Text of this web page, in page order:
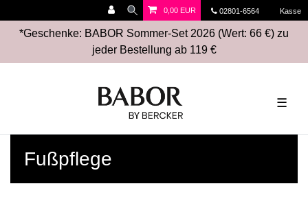
02801-6564 Kasse
0,00 EUR
*Geschenke: BABOR Sommer-Set 2026 (Wert: 66 €) zu
jeder Bestellung ab 119 €
☰
Fußpflege